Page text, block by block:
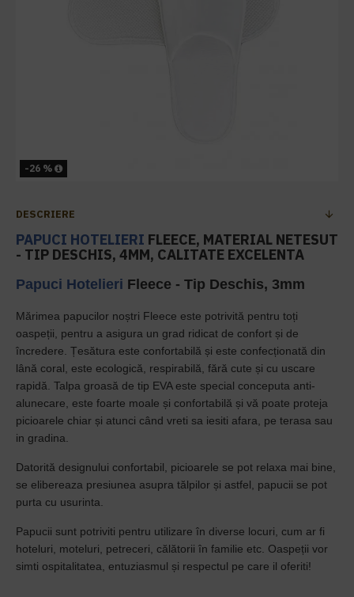
-26 %
DESCRIERE
PAPUCI HOTELIERI FLEECE, MATERIAL NETESUT
- TIP DESCHIS, 4MM, CALITATE EXCELENTA
Papuci Hotelieri Fleece - Tip Deschis, 3mm
Mărimea papucilor noștri Fleece este potrivită pentru toți
oaspeții, pentru a asigura un grad ridicat de confort și de
încredere. Țesătura este confortabilă și este confecționată din
lână coral, este ecologică, respirabilă, fără cute și cu uscare
rapidă. Talpa groasă de tip EVA este special conceputa anti-
alunecare, este foarte moale și confortabilă și vă poate proteja
picioarele chiar și atunci când vreti sa iesiti afara, pe terasa sau
in gradina.
Datorită designului confortabil, picioarele se pot relaxa mai bine,
se elibereaza presiunea asupra tălpilor și astfel, papucii se pot
purta cu usurinta.
Papucii sunt potriviti pentru utilizare în diverse locuri, cum ar fi
hoteluri, moteluri, petreceri, călătorii în familie etc. Oaspeții vor
simti ospitalitatea, entuziasmul și respectul pe care il oferiti!